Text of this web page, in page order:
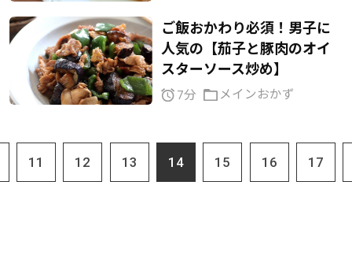
ご飯おかわり必須！男子に
人気の【茄子と豚肉のオイ
スターソース炒め】
7分 メインおかず
11 12 13 14 15 16 17